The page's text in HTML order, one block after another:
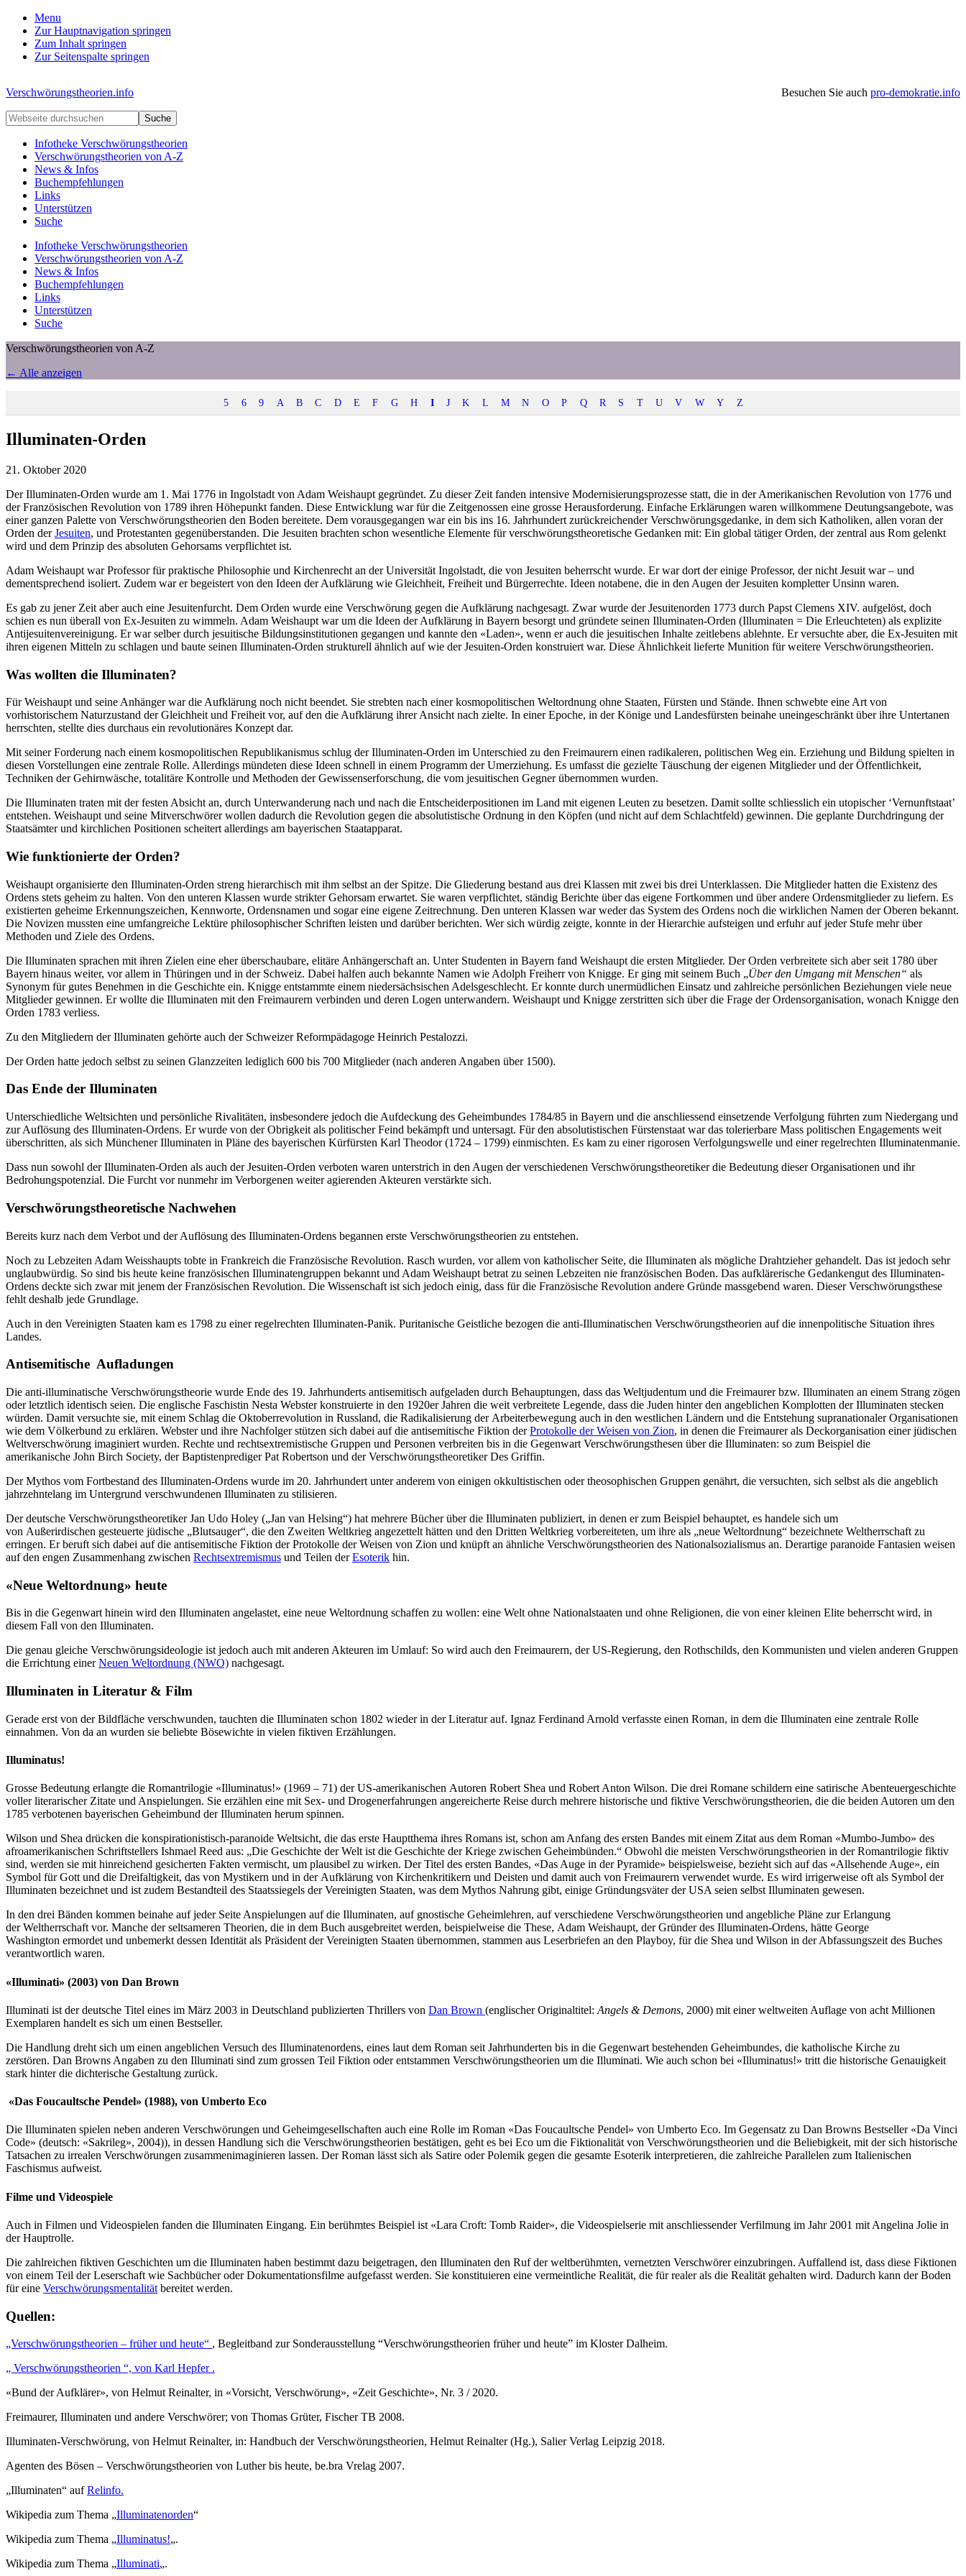
Menu
Zur Hauptnavigation springen
Zum Inhalt springen
Zur Seitenspalte springen
Verschwörungstheorien.info
Beiträge
zu
Merkmalen,
Funktionen
Risiken
konspirationistischen
Denkens
Kopfzeile
rechts
Besuchen Sie auch pro-demokratie.info
Webseite
durchsuchen
Infotheke Verschwörungstheorien
Verschwörungstheorien von A-Z
News & Infos
Buchempfehlungen
Links
Unterstützen
Suche
Infotheke Verschwörungstheorien
Verschwörungstheorien von A-Z
News & Infos
Buchempfehlungen
Links
Unterstützen
Suche
Verschwörungstheorien von A-Z
← Alle anzeigen
5 6 9 A B C D E F G H I J K L M N O P Q R S T U V W Y Z
Illuminaten-Orden
21. Oktober 2020
Der Illuminaten-Orden wurde am 1. Mai 1776 in Ingolstadt von Adam Weishaupt gegründet. Zu dieser Zeit fanden intensive Modernisierungsprozesse statt, die in der Amerikanischen Revolution von 1776 und
der Französischen Revolution von 1789 ihren Höhepunkt fanden. Diese Entwicklung war für die Zeitgenossen eine grosse Herausforderung. Einfache Erklärungen waren willkommene Deutungsangebote, was
einer ganzen Palette von Verschwörungstheorien den Boden bereitete. Dem vorausgegangen war ein bis ins 16. Jahrhundert zurückreichender Verschwörungsgedanke, in dem sich Katholiken, allen voran der
Orden derJesuiten, und Protestanten gegenüberstanden. Die Jesuiten brachten schon wesentliche Elemente für verschwörungstheoretische Gedanken mit: Ein global tätiger Orden, der zentral aus Rom gelenkt
wird und dem Prinzip des absoluten Gehorsams verpflichtet ist.
Adam Weishaupt war Professor für praktische Philosophie und Kirchenrecht an der Universität Ingolstadt, die von Jesuiten beherrscht wurde. Er war dort der einige Professor, der nicht Jesuit war – und
dementsprechend isoliert. Zudem war er begeistert von den Ideen der Aufklärung wie Gleichheit, Freiheit und Bürgerrechte. Ideen notabene, die in den Augen der Jesuiten kompletter Unsinn waren.
Es gab zu jener Zeit aber auch eine Jesuitenfurcht. Dem Orden wurde eine Verschwörung gegen die Aufklärung nachgesagt. Zwar wurde der Jesuitenorden 1773 durch Papst Clemens XIV. aufgelöst, doch
schien es nun überall von Ex-Jesuiten zu wimmeln. Adam Weishaupt war um die Ideen der Aufklärung in Bayern besorgt und gründete seinen Illuminaten-Orden (Illuminaten = Die Erleuchteten) als explizite
Antijesuitenvereinigung. Er war selber durch jesuitische Bildungsinstitutionen gegangen und kannte den «Laden», wenn er auch die jesuitischen Inhalte zeitlebens ablehnte. Er versuchte aber, die Ex-Jesuiten mit
ihren eigenen Mitteln zu schlagen und baute seinen Illuminaten-Orden strukturell ähnlich auf wie der Jesuiten-Orden konstruiert war. Diese Ähnlichkeit lieferte Munition für weitere Verschwörungstheorien.
Was wollten die Illuminaten?
Für Weishaupt und seine Anhänger war die Aufklärung noch nicht beendet. Sie strebten nach einer kosmopolitischen Weltordnung ohne Staaten, Fürsten und Stände. Ihnen schwebte eine Art von
vorhistorischem Naturzustand der Gleichheit und Freiheit vor, auf den die Aufklärung ihrer Ansicht nach zielte. In einer Epoche, in der Könige und Landesfürsten beinahe uneingeschränkt über ihre Untertanen
herrschten, stellte dies durchaus ein revolutionäres Konzept dar.
Mit seiner Forderung nach einem kosmopolitischen Republikanismus schlug der Illuminaten-Orden im Unterschied zu den Freimaurern einen radikaleren, politischen Weg ein. Erziehung und Bildung spielten in
diesen Vorstellungen eine zentrale Rolle. Allerdings mündeten diese Ideen schnell in einem Programm der Umerziehung. Es umfasst die gezielte Täuschung der eigenen Mitglieder und der Öffentlichkeit,
Techniken der Gehirnwäsche, totalitäre Kontrolle und Methoden der Gewissenserforschung, die vom jesuitischen Gegner übernommen wurden.
Die Illuminaten traten mit der festen Absicht an, durch Unterwanderung nach und nach die Entscheiderpositionen im Land mit eigenen Leuten zu besetzen. Damit sollte schliesslich ein utopischer ‘Vernunftstaat’
entstehen. Weishaupt und seine Mitverschwörer wollen dadurch die Revolution gegen die absolutistische Ordnung in den Köpfen (und nicht auf dem Schlachtfeld) gewinnen. Die geplante Durchdringung der
Staatsämter und kirchlichen Positionen scheitert allerdings am bayerischen Staatapparat.
Wie funktionierte der Orden?
Weishaupt organisierte den Illuminaten-Orden streng hierarchisch mit ihm selbst an der Spitze. Die Gliederung bestand aus drei Klassen mit zwei bis drei Unterklassen. Die Mitglieder hatten die Existenz des
Ordens stets geheim zu halten. Von den unteren Klassen wurde strikter Gehorsam erwartet. Sie waren verpflichtet, ständig Berichte über das eigene Fortkommen und über andere Ordensmitglieder zu liefern. Es
existierten geheime Erkennungszeichen, Kennworte, Ordensnamen und sogar eine eigene Zeitrechnung. Den unteren Klassen war weder das System des Ordens noch die wirklichen Namen der Oberen bekannt.
Die Novizen mussten eine umfangreiche Lektüre philosophischer Schriften leisten und darüber berichten. Wer sich würdig zeigte, konnte in der Hierarchie aufsteigen und erfuhr auf jeder Stufe mehr über
Methoden und Ziele des Ordens.
Die Illuminaten sprachen mit ihren Zielen eine eher überschaubare, elitäre Anhängerschaft an. Unter Studenten in Bayern fand Weishaupt die ersten Mitglieder. Der Orden verbreitete sich aber seit 1780 über
Bayern hinaus weiter, vor allem in Thüringen und in der Schweiz. Dabei halfen auch bekannte Namen wie Adolph Freiherr von Knigge. Er ging mit seinem Buch „Über den Umgang mit Menschen“ als
Synonym für gutes Benehmen in die Geschichte ein. Knigge entstammte einem niedersächsischen Adelsgeschlecht. Er konnte durch unermüdlichen Einsatz und zahlreiche persönlichen Beziehungen viele neue
Mitglieder gewinnen. Er wollte die Illuminaten mit den Freimaurern verbinden und deren Logen unterwandern. Weishaupt und Knigge zerstritten sich über die Frage der Ordensorganisation, wonach Knigge den
Orden 1783 verliess.
Zu den Mitgliedern der Illuminaten gehörte auch der Schweizer Reformpädagoge Heinrich Pestalozzi.
Der Orden hatte jedoch selbst zu seinen Glanzzeiten lediglich 600 bis 700 Mitglieder (nach anderen Angaben über 1500).
Das Ende der Illuminaten
Unterschiedliche Weltsichten und persönliche Rivalitäten, insbesondere jedoch die Aufdeckung des Geheimbundes 1784/85 in Bayern und die anschliessend einsetzende Verfolgung führten zum Niedergang und
zur Auflösung des Illuminaten-Ordens. Er wurde von der Obrigkeit als politischer Feind bekämpft und untersagt. Für den absolutistischen Fürstenstaat war das tolerierbare Mass politischen Engagements weit
überschritten, als sich Münchener Illuminaten in Pläne des bayerischen Kürfürsten Karl Theodor (1724 – 1799) einmischten. Es kam zu einer rigorosen Verfolgungswelle und einer regelrechten Illuminatenmanie.
Dass nun sowohl der Illuminaten-Orden als auch der Jesuiten-Orden verboten waren unterstrich in den Augen der verschiedenen Verschwörungstheoretiker die Bedeutung dieser Organisationen und ihr
Bedrohungspotenzial. Die Furcht vor nunmehr im Verborgenen weiter agierenden Akteuren verstärkte sich.
Verschwörungstheoretische Nachwehen
Bereits kurz nach dem Verbot und der Auflösung des Illuminaten-Ordens begannen erste Verschwörungstheorien zu entstehen.
Noch zu Lebzeiten Adam Weisshaupts tobte in Frankreich die Französische Revolution. Rasch wurden, vor allem von katholischer Seite, die Illuminaten als mögliche Drahtzieher gehandelt. Das ist jedoch sehr
unglaubwürdig. So sind bis heute keine französischen Illuminatengruppen bekannt und Adam Weishaupt betrat zu seinen Lebzeiten nie französischen Boden. Das aufklärerische Gedankengut des Illuminaten-
Ordens deckte sich zwar mit jenem der Französischen Revolution. Die Wissenschaft ist sich jedoch einig, dass für die Französische Revolution andere Gründe massgebend waren. Dieser Verschwörungsthese
fehlt deshalb jede Grundlage.
Auch in den Vereinigten Staaten kam es 1798 zu einer regelrechten Illuminaten-Panik. Puritanische Geistliche bezogen die anti-Illuminatischen Verschwörungstheorien auf die innenpolitische Situation ihres
Landes.
Antisemitische Aufladungen
Die anti-illuminatische Verschwörungstheorie wurde Ende des 19. Jahrhunderts antisemitisch aufgeladen durch Behauptungen, dass das Weltjudentum und die Freimaurer bzw. Illuminaten an einem Strang zögen
oder letztlich identisch seien. Die englische Faschistin Nesta Webster konstruierte in den 1920er Jahren die weit verbreitete Legende, dass die Juden hinter den angeblichen Komplotten der Illuminaten stecken
würden. Damit versuchte sie, mit einem Schlag die Oktoberrevolution in Russland, die Radikalisierung der Arbeiterbewegung auch in den westlichen Ländern und die Entstehung supranationaler Organisationen
wie dem Völkerbund zu erklären. Webster und ihre Nachfolger stützen sich dabei auf die antisemitische Fiktion derProtokolle der Weisen von Zion, in denen die Freimaurer als Deckorganisation einer jüdischen
Weltverschwörung imaginiert wurden. Rechte und rechtsextremistische Gruppen und Personen verbreiten bis in die Gegenwart Verschwörungsthesen über die Illuminaten: so zum Beispiel die
amerikanische John Birch Society, der Baptistenprediger Pat Robertson und der Verschwörungstheoretiker Des Griffin.
Der Mythos vom Fortbestand des Illuminaten-Ordens wurde im 20. Jahrhundert unter anderem von einigen okkultistischen oder theosophischen Gruppen genährt, die versuchten, sich selbst als die angeblich
jahrzehntelang im Untergrund verschwundenen Illuminaten zu stilisieren.
Der deutsche Verschwörungstheoretiker Jan Udo Holey („Jan van Helsing“) hat mehrere Bücher über die Illuminaten publiziert, in denen er zum Beispiel behauptet, es handele sich um
von Außerirdischen gesteuerte jüdische „Blutsauger“, die den Zweiten Weltkrieg angezettelt hätten und den Dritten Weltkrieg vorbereiteten, um ihre als „neue Weltordnung“ bezeichnete Weltherrschaft zu
erringen. Er beruft sich dabei auf die antisemitische Fiktion der Protokolle der Weisen von Zion und knüpft an ähnliche Verschwörungstheorien des Nationalsozialismus an. Derartige paranoide Fantasien weisen
auf den engen Zusammenhang zwischen Rechtsextremismus und Teilen derEsoterik hin.
«Neue Weltordnung» heute
Bis in die Gegenwart hinein wird den Illuminaten angelastet, eine neue Weltordnung schaffen zu wollen: eine Welt ohne Nationalstaaten und ohne Religionen, die von einer kleinen Elite beherrscht wird, in
diesem Fall von den Illuminaten.
Die genau gleiche Verschwörungsideologie ist jedoch auch mit anderen Akteuren im Umlauf: So wird auch den Freimaurern, der US-Regierung, den Rothschilds, den Kommunisten und vielen anderen Gruppen
die Errichtung einerNeuen Weltordnung (NWO) nachgesagt.
Illuminaten in Literatur & Film
Gerade erst von der Bildfläche verschwunden, tauchten die Illuminaten schon 1802 wieder in der Literatur auf. Ignaz Ferdinand Arnold verfasste einen Roman, in dem die Illuminaten eine zentrale Rolle
einnahmen. Von da an wurden sie beliebte Bösewichte in vielen fiktiven Erzählungen.
Illuminatus!
Grosse Bedeutung erlangte die Romantrilogie «Illuminatus!» (1969 – 71) der US-amerikanischen Autoren Robert Shea und Robert Anton Wilson. Die drei Romane schildern eine satirische Abenteuergeschichte
voller literarischer Zitate und Anspielungen. Sie erzählen eine mit Sex- und Drogenerfahrungen angereicherte Reise durch mehrere historische und fiktive Verschwörungstheorien, die die beiden Autoren um den
1785 verbotenen bayerischen Geheimbund der Illuminaten herum spinnen.
Wilson und Shea drücken die konspirationistisch-paranoide Weltsicht, die das erste Hauptthema ihres Romans ist, schon am Anfang des ersten Bandes mit einem Zitat aus dem Roman «Mumbo-Jumbo» des
afroamerikanischen Schriftstellers Ishmael Reed aus: „Die Geschichte der Welt ist die Geschichte der Kriege zwischen Geheimbünden.“ Obwohl die meisten Verschwörungstheorien in der Romantrilogie fiktiv
sind, werden sie mit hinreichend gesicherten Fakten vermischt, um plausibel zu wirken. Der Titel des ersten Bandes, «Das Auge in der Pyramide» beispielsweise, bezieht sich auf das «Allsehende Auge», ein
Symbol für Gott und die Dreifaltigkeit, das von Mystikern und in der Aufklärung von Kirchenkritikern und Deisten und damit auch von Freimaurern verwendet wurde. Es wird irrigerweise oft als Symbol der
Illuminaten bezeichnet und ist zudem Bestandteil des Staatssiegels der Vereinigten Staaten, was dem Mythos Nahrung gibt, einige Gründungsväter der USA seien selbst Illuminaten gewesen.
In den drei Bänden kommen beinahe auf jeder Seite Anspielungen auf die Illuminaten, auf gnostische Geheimlehren, auf verschiedene Verschwörungstheorien und angebliche Pläne zur Erlangung
der Weltherrschaft vor. Manche der seltsameren Theorien, die in dem Buch ausgebreitet werden, beispielweise die These, Adam Weishaupt, der Gründer des Illuminaten-Ordens, hätte George
Washington ermordet und unbemerkt dessen Identität als Präsident der Vereinigten Staaten übernommen, stammen aus Leserbriefen an den Playboy, für die Shea und Wilson in der Abfassungszeit des Buches
verantwortlich waren.
«Illuminati» (2003) von Dan Brown
Illuminati ist der deutsche Titel eines im März 2003 in Deutschland publizierten Thrillers von Dan Brown (englischer Originaltitel: Angels & Demons, 2000) mit einer weltweiten Auflage von acht Millionen
Exemplaren handelt es sich um einen Bestseller.
Die Handlung dreht sich um einen angeblichen Versuch des Illuminatenordens, eines laut dem Roman seit Jahrhunderten bis in die Gegenwart bestehenden Geheimbundes, die katholische Kirche zu
zerstören. Dan Browns Angaben zu den Illuminati sind zum grossen Teil Fiktion oder entstammen Verschwörungstheorien um die Illuminati. Wie auch schon bei «Illuminatus!» tritt die historische Genauigkeit
stark hinter die dichterische Gestaltung zurück.
«Das Foucaultsche Pendel» (1988), von Umberto Eco
Die Illuminaten spielen neben anderen Verschwörungen und Geheimgesellschaften auch eine Rolle im Roman «Das Foucaultsche Pendel» von Umberto Eco. Im Gegensatz zu Dan Browns Bestseller «Da Vinci
Code» (deutsch: «Sakrileg», 2004)), in dessen Handlung sich die Verschwörungstheorien bestätigen, geht es bei Eco um die Fiktionalität von Verschwörungstheorien und die Beliebigkeit, mit der sich historische
Tatsachen zu irrealen Verschwörungen zusammenimaginieren lassen. Der Roman lässt sich als Satire oder Polemik gegen die gesamte Esoterik interpretieren, die zahlreiche Parallelen zum Italienischen
Faschismus aufweist.
Filme und Videospiele
Auch in Filmen und Videospielen fanden die Illuminaten Eingang. Ein berühmtes Beispiel ist «Lara Croft: Tomb Raider», die Videospielserie mit anschliessender Verfilmung im Jahr 2001 mit Angelina Jolie in
der Hauptrolle.
Die zahlreichen fiktiven Geschichten um die Illuminaten haben bestimmt dazu beigetragen, den Illuminaten den Ruf der weltberühmten, vernetzten Verschwörer einzubringen. Auffallend ist, dass diese Fiktionen
von einem Teil der Leserschaft wie Sachbücher oder Dokumentationsfilme aufgefasst werden. Sie konstituieren eine vermeintliche Realität, die für realer als die Realität gehalten wird. Dadurch kann der Boden
für eine Verschwörungsmentalität bereitet werden.
Quellen:
„Verschwörungstheorien – früher und heute“ , Begleitband zur Sonderausstellung “Verschwörungstheorien früher und heute” im Kloster Dalheim.
„ Verschwörungstheorien “, von Karl Hepfer .
«Bund der Aufklärer», von Helmut Reinalter, in «Vorsicht, Verschwörung», «Zeit Geschichte», Nr. 3 / 2020.
Freimaurer, Illuminaten und andere Verschwörer; von Thomas Grüter, Fischer TB 2008.
Illuminaten-Verschwörung, von Helmut Reinalter, in: Handbuch der Verschwörungstheorien, Helmut Reinalter (Hg.), Salier Verlag Leipzig 2018.
Agenten des Bösen – Verschwörungstheorien von Luther bis heute, be.bra Vrelag 2007.
„Illuminaten“ aufRelinfo.
Wikipedia zum Thema „Illuminatenorden“
Wikipedia zum Thema „Illuminatus!„.
Wikipedia zum Thema „Illuminati„.